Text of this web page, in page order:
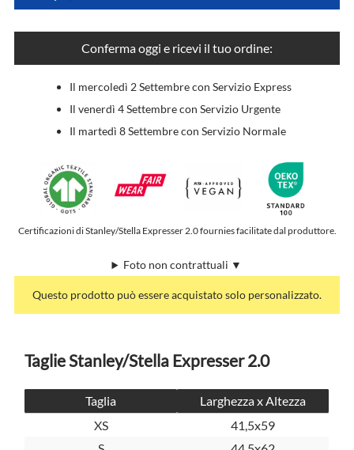
Conferma oggi e ricevi il tuo ordine:
Il mercoledì 2 Settembre con Servizio Express
Il venerdì 4 Settembre con Servizio Urgente
Il martedì 8 Settembre con Servizio Normale
Certificazioni di Stanley/Stella Expresser 2.0 fournies facilitate dal produttore.
Foto non contrattuali ▼
Questo prodotto può essere acquistato solo personalizzato.
Taglie Stanley/Stella Expresser 2.0
Taglia
Larghezza x Altezza
XS
41,5x59